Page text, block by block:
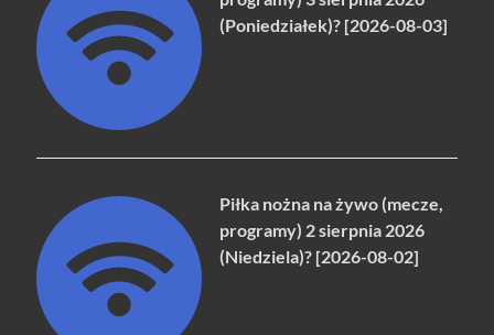
(Poniedziałek)? [2026-08-03]
Piłka nożna na żywo (mecze,
programy) 2 sierpnia 2026
(Niedziela)? [2026-08-02]